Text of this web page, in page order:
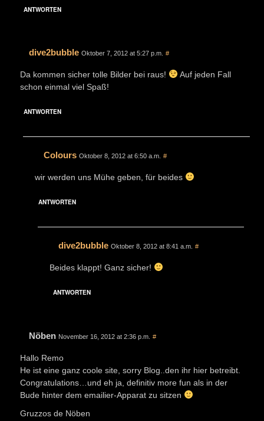
ANTWORTEN
dive2bubble Oktober 7, 2012 at 5:27 p.m. #
Da kommen sicher tolle Bilder bei raus!
Auf jeden Fall
schon einmal viel Spaß!
ANTWORTEN
Colours Oktober 8, 2012 at 6:50 a.m. #
wir werden uns Mühe geben, für beides
ANTWORTEN
dive2bubble Oktober 8, 2012 at 8:41 a.m. #
Beides klappt! Ganz sicher!
ANTWORTEN
Nöben November 16, 2012 at 2:36 p.m. #
Hallo Remo
He ist eine ganz coole site, sorry Blog..den ihr hier betreibt.
Congratulations…und eh ja, definitiv more fun als in der
Bude hinter dem emailier-Apparat zu sitzen
Gruzzos de Nöben